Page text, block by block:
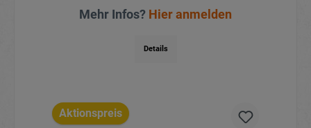
Mehr Infos? Hier anmelden
Details
Aktionspreis